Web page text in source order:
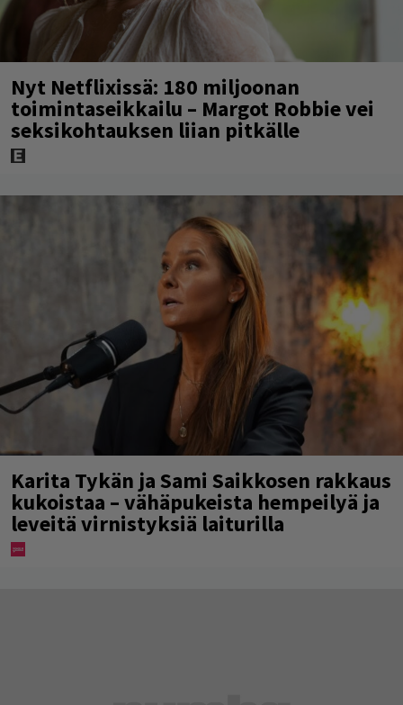
Nyt Netflixissä: 180 miljoonan
toimintaseikkailu – Margot Robbie vei
seksikohtauksen liian pitkälle
Karita Tykän ja Sami Saikkosen rakkaus
kukoistaa – vähäpukeista hempeilyä ja
leveitä virnistyksiä laiturilla